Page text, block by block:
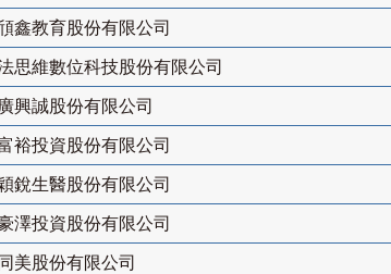
鑫教育股份有限公司
思維數位科技股份有限公司
廣興誠股份有限公司
裕投資股份有限公司
銳生醫股份有限公司
澤投資股份有限公司
同美股份有限公司